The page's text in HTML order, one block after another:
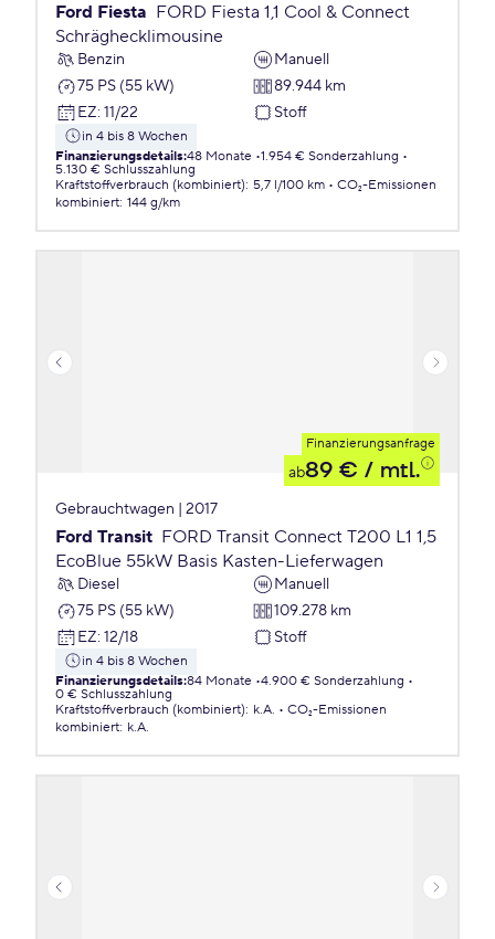
Ford Fiesta FORD Fiesta 1,1 Cool & Connect
Schräghecklimousine
Benzin
Manuell
75 PS (55 kW)
89.944 km
EZ: 11/22 Stoff
in 4 bis 8 Wochen
Finanzierungsdetails:48 Monate 1.954 € Sonderzahlung
5.130 € Schlusszahlung
Kraftstoffverbrauch (kombiniert): 5,7 l/100 km
CO₂-Emissionen
kombiniert: 144 g/km
Finanzierungsanfrage
ab89 € / mtl.
Gebrauchtwagen | 2017
Ford Transit FORD Transit Connect T200 L1 1,5
EcoBlue 55kW Basis Kasten-Lieferwagen
Diesel
Manuell
75 PS (55 kW)
109.278 km
EZ: 12/18 Stoff
in 4 bis 8 Wochen
Finanzierungsdetails:84 Monate 4.900 € Sonderzahlung
0 € Schlusszahlung
Kraftstoffverbrauch (kombiniert): k.A.
CO₂-Emissionen
kombiniert: k.A.